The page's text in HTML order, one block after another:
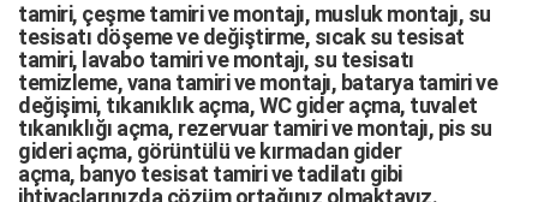
tamiri, çeşme tamirivemontajı, musluk montajı, su
tesisatı döşemeve değiştirme, sıcak su tesisat
tamiri, lavabo tamirivemontajı, su tesisatı
temizleme,vana tamirivemontajı, batarya tamirive
değişimi, tıkanıklık açma,WC gider açma, tuvalet
tıkanıklığı açma, rezervuar tamirive montajı, pis su
gideri açma, görüntülü ve kırmadan gider
açma, banyo tesisat tamirivetadilatı gibi
ihtiyaçlarınızda çözüm ortağınız olmaktayız.